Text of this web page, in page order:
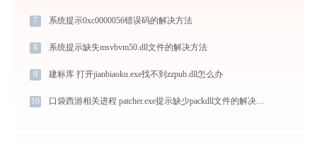
7 系统提示0xc0000056错误码的解决方法
8 系统提示缺失msvbvm50.dll文件的解决方法
9 建标库 打开jianbiaoku.exe找不到zzpub.dll怎么办
10 口袋西游相关进程 patcher.exe提示缺少packdll文件的解决办法